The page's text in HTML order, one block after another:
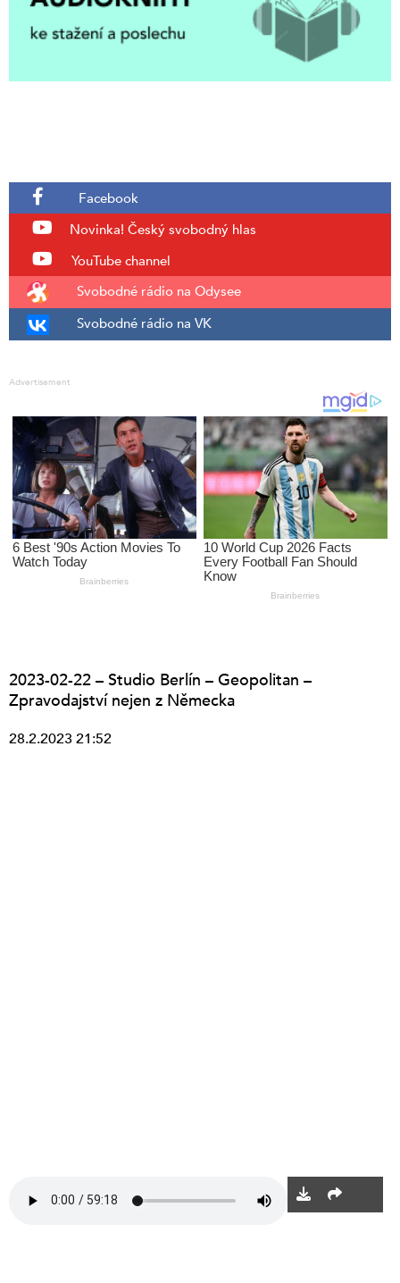
Facebook
Novinka! Český svobodný hlas
YouTube channel
Svobodné rádio na Odysee
Svobodné rádio na VK
Advertisement
2023-02-22 – Studio Berlín – Geopolitan –
Zpravodajství nejen z Německa
28.2.2023 21:52